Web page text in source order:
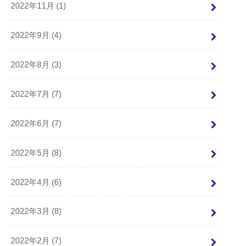
2022年11月 (1)
2022年9月 (4)
2022年8月 (3)
2022年7月 (7)
2022年6月 (7)
2022年5月 (8)
2022年4月 (6)
2022年3月 (8)
2022年2月 (7)